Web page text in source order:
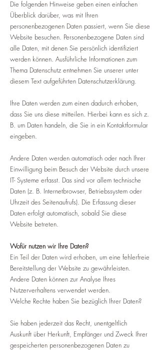
Die folgenden Hinweise geben einen einfachen
Überblick darüber, was mit Ihren
personenbezogenen Daten passiert, wenn Sie diese
Website besuchen. Personenbezogene Daten sind
alle Daten, mit denen Sie persönlich identifiziert
werden können. Ausführliche Informationen zum
Thema Datenschutz entnehmen Sie unserer unter
diesem Text aufgeführten Datenschutzerklärung.
Ihre Daten werden zum einen dadurch erhoben,
dass Sie uns diese mitteilen. Hierbei kann es sich z.
B. um Daten handeln, die Sie in ein Kontaktformular
eingeben.
Andere Daten werden automatisch oder nach Ihrer
Einwilligung beim Besuch der Website durch unsere
IT- Systeme erfasst. Das sind vor allem technische
Daten (z. B. Internetbrowser, Betriebssystem oder
Uhrzeit des Seitenaufrufs). Die Erfassung dieser
Daten erfolgt automatisch, sobald Sie diese
Website betreten.
Wofür nutzen wir Ihre Daten?
Ein Teil der Daten wird erhoben, um eine fehlerfreie
Bereitstellung der Website zu gewährleisten.
Andere Daten können zur Analyse Ihres
Nutzerverhaltens verwendet werden.
Welche Rechte haben Sie bezüglich Ihrer Daten?
Sie haben jederzeit das Recht, unentgeltlich
Auskunft über Herkunft, Empfänger und Zweck Ihrer
gespeicherten personenbezogenen Daten zu